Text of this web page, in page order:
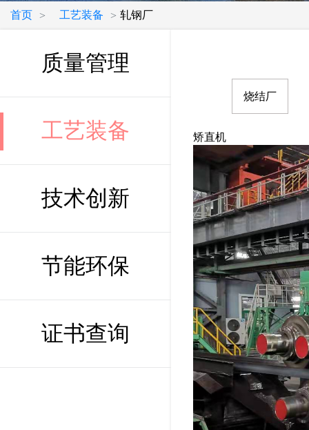
首页 > 工艺装备 > 轧钢厂
质量管理
工艺装备
技术创新
节能环保
证书查询
烧结厂
矫直机